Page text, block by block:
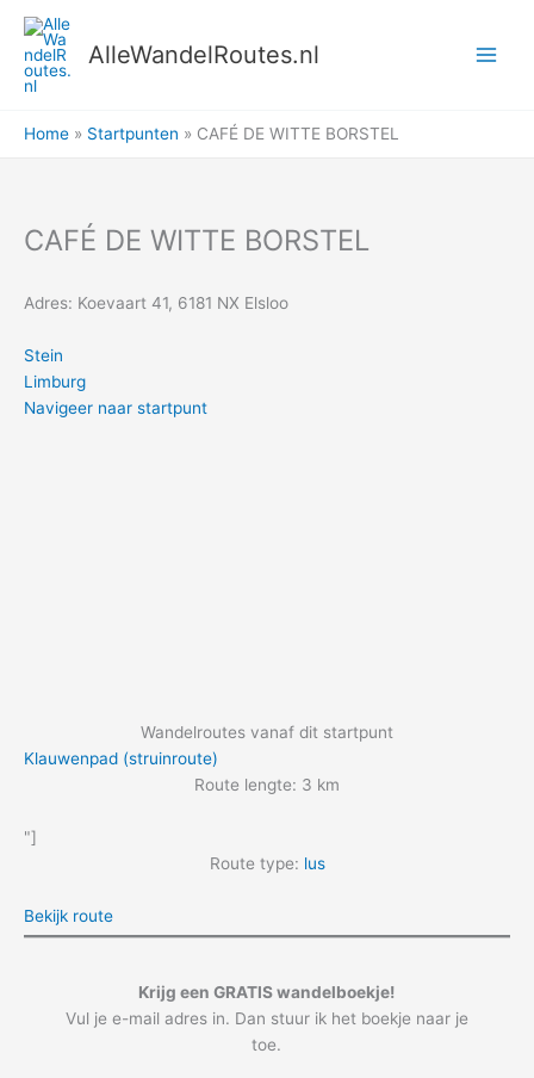
naar
inhoud
AlleWandelRoutes.nl
Home Startpunten CAFÉ DE WITTE BORSTEL
CAFÉ DE WITTE BORSTEL
Adres: Koevaart 41, 6181 NX Elsloo
Stein
Limburg
Navigeer naar startpunt
Wandelroutes vanaf dit startpunt
Klauwenpad (struinroute)
Route lengte: 3 km
"]
Route type: lus
Bekijk route
Krijg een GRATIS wandelboekje!
Vul je e-mail adres in. Dan stuur ik het boekje naar je
toe.